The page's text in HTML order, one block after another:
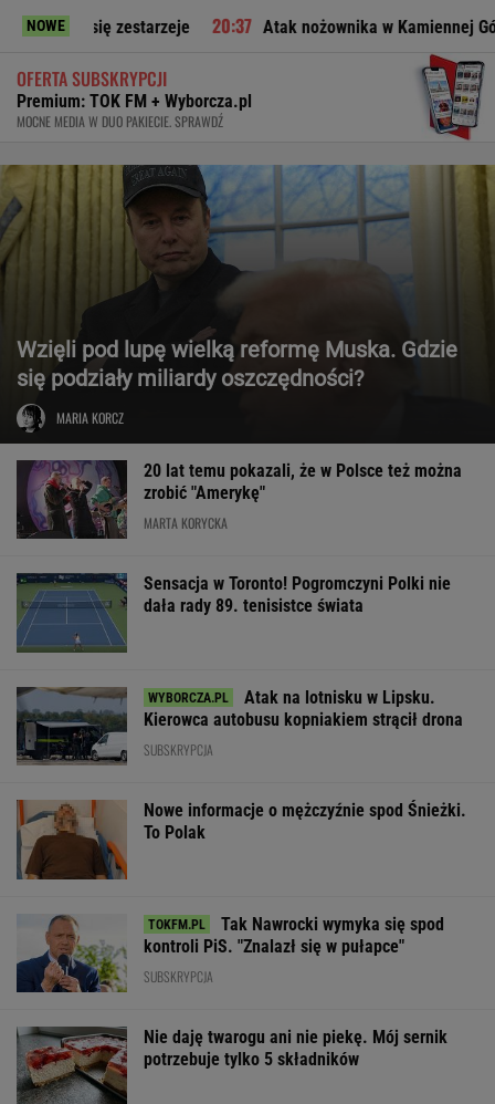
NOWE
zestarzeje Atak nożownika w Kamiennej Górze. Trwa
OFERTA SUBSKRYPCJI
Premium: TOK FM + Wyborcza.pl
MOCNE MEDIA W DUO PAKIECIE. SPRAWDŹ
Wzięli pod lupę wielką reformę Muska. Gdzie
się podziały miliardy oszczędności?
MARIA KORCZ
20 lat temu pokazali, że w Polsce też można
zrobić "Amerykę"
MARTA KORYCKA
Sensacja w Toronto! Pogromczyni Polki nie
dała rady 89. tenisistce świata
Atak na lotnisku w Lipsku.
Kierowca autobusu kopniakiem strącił drona
SUBSKRYPCJA
Nowe informacje o mężczyźnie spod Śnieżki.
To Polak
Tak Nawrocki wymyka się spod
kontroli PiS. "Znalazł się w pułapce"
SUBSKRYPCJA
Nie daję twarogu ani nie piekę. Mój sernik
potrzebuje tylko 5 składników